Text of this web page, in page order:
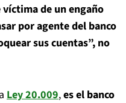
víctima de un engaño
por agente del banco
sus cuentas”, no
Ley 20.009,es el banco